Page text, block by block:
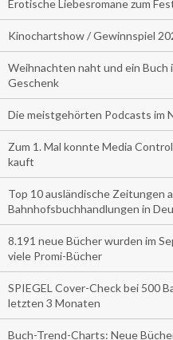
Erotische Liebesromane zum
Kinochartshow / Gewinnspiel
Weihnachten naht und ein
Geschenk
Die meistgehörten Podcasts im
Zum 1. Mal konnte Media
kauft
Top 10 ausländische Zeitungen
Bahnhofsbuchhandlungen in
8.191 neue Bücher wurden im
viele Promi-Bücher
SPIEGEL Cover-Check bei 500
letzten 3 Monaten
Buch-Trend-Charts: Neue